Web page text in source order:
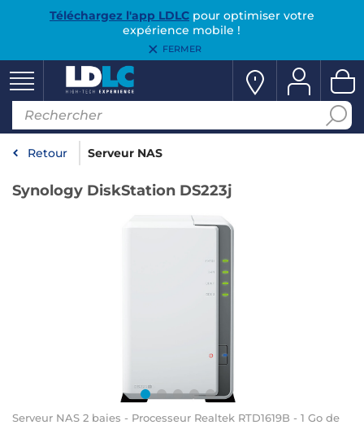
Téléchargez l'app LDLCpour optimiser votre
expérience mobile !
FERMER
Retour Serveur NAS
Synology DiskStation DS223j
Serveur NAS 2 baies - Processeur Realtek RTD1619B - 1 Go de